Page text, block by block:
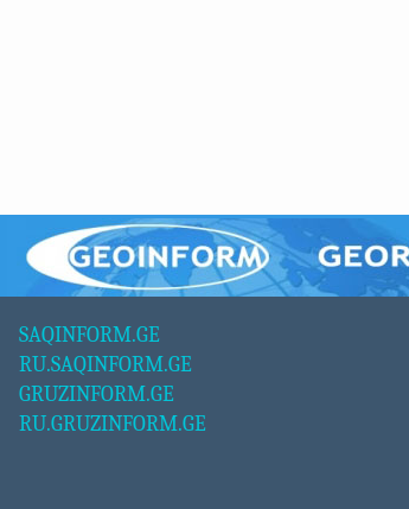
SAQINFORM.GE
RU.SAQINFORM.GE
GRUZINFORM.GE
RU.GRUZINFORM.GE